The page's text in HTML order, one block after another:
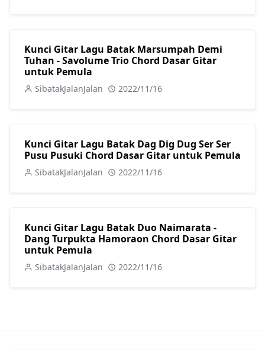
Kunci Gitar Lagu Batak Marsumpah Demi
Tuhan - Savolume Trio Chord Dasar Gitar
untuk Pemula
SibatakJalanJalan 2022/11/16
Kunci Gitar Lagu Batak Dag Dig Dug Ser Ser
Pusu Pusuki Chord Dasar Gitar untuk Pemula
SibatakJalanJalan 2022/11/16
Kunci Gitar Lagu Batak Duo Naimarata -
Dang Turpukta Hamoraon Chord Dasar Gitar
untuk Pemula
SibatakJalanJalan 2022/11/16